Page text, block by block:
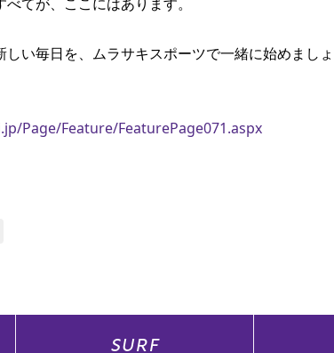
しい毎日を、ムラサキスポーツで一緒に始めまし
Page/Feature/FeaturePage071.aspx
SURF